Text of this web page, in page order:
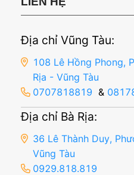
Địa chỉ Vũng Tàu:
108 Lê Hồng Phong,
Rịa - Vũng Tàu
0707818819 &
Địa chỉ Bà Rịa:
36 Lê Thành Duy,
Vũng Tàu
0929.818.819